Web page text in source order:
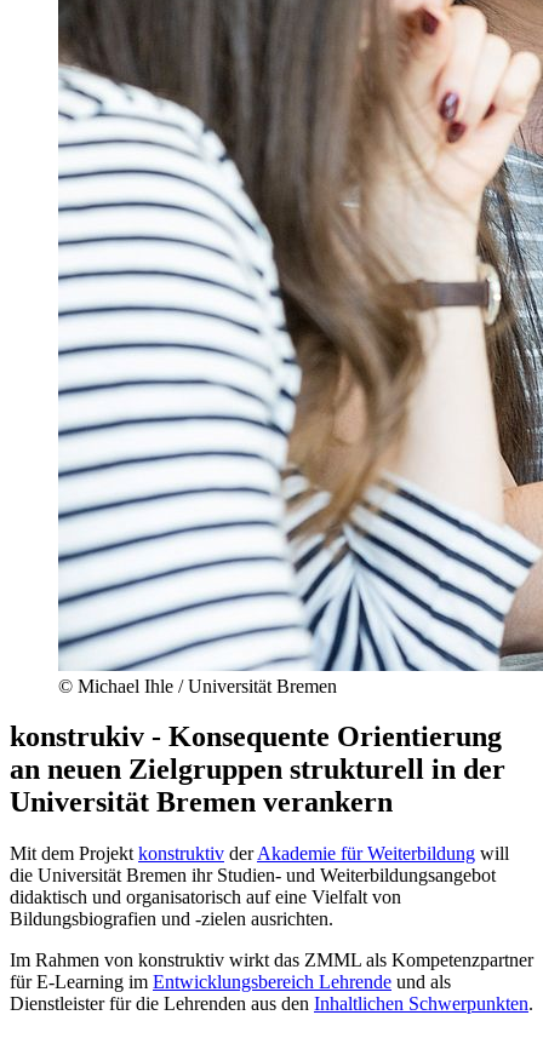
© Michael Ihle / Universität Bremen
konstrukiv - Konsequente Orientierung
an neuen Zielgruppen strukturell in der
Universität Bremen verankern
Mit dem Projekt konstruktiv derAkademie für Weiterbildung will
die Universität Bremen ihr Studien- und Weiterbildungsangebot
didaktisch und organisatorisch auf eine Vielfalt von
Bildungsbiografien und -zielen ausrichten.
Im Rahmen von konstruktiv wirkt das ZMML als Kompetenzpartner
für E-Learning im Entwicklungsbereich Lehrende und als
Dienstleister für die Lehrenden aus den Inhaltlichen Schwerpunkten.